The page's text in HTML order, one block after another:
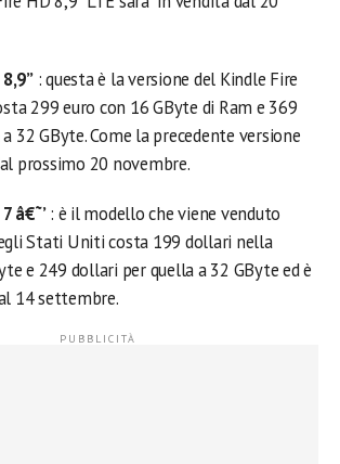
: questa è la versione del Kindle Fire
299 euro con 16 GByte di Ram e 369
32 GByte. Come la precedente versione
prossimo 20 novembre.
â€˜’: è il modello che viene venduto
Stati Uniti costa 199 dollari nella
e 249 dollari per quella a 32 GByte ed è
14 settembre.